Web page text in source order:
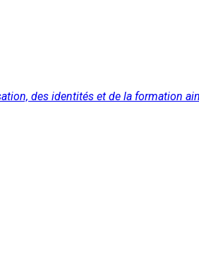
des identités et de la formation